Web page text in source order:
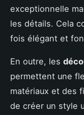
exceptionnelle
les détails. Cela
fois élégant et
En outre, les
permettent une
matériaux et des
de créer un style